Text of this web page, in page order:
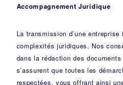
Accompagnement Juridique
La transmission d’une
complexités juridiques. Nos
dans la rédaction des
s’assurent que toutes les
respectées, vous offrant ainsi